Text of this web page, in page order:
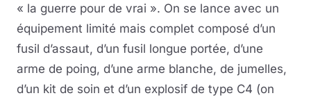
« la guerre pour de vrai ». On se lance avec un
équipement limité mais complet composé d’un
fusil d’assaut, d’un fusil longue portée, d’une
arme de poing, d’une arme blanche, de jumelles,
d’un kit de soin et d’un explosif de type C4 (on